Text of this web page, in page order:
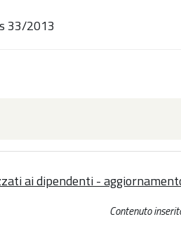
33/2013
ai dipendenti -
Contenuto